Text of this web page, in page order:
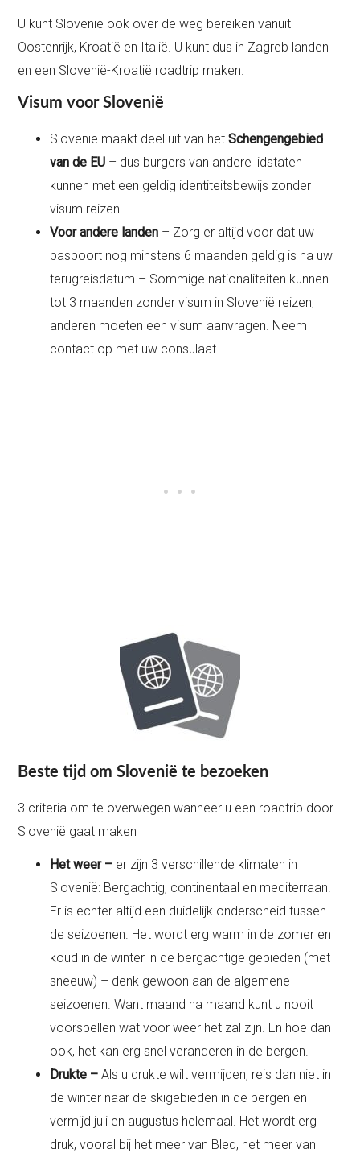
U kunt Slovenië ook over de weg bereiken vanuit
Oostenrijk, Kroatië en Italië. U kunt dus in Zagreb landen
en een Slovenië-Kroatië roadtrip maken.
Visum voor Slovenië
Slovenië maakt deel uit van hetSchengengebied
van de EU – dus burgers van andere lidstaten
kunnen met een geldig identiteitsbewijs zonder
visum reizen.
Voor andere landen – Zorg er altijd voor dat uw
paspoort nog minstens 6 maanden geldig is na uw
terugreisdatum – Sommige nationaliteiten kunnen
tot 3 maanden zonder visum in Slovenië reizen,
anderen moeten een visum aanvragen. Neem
contact op met uw consulaat.
Beste tijd om Slovenië te bezoeken
3 criteria om te overwegen wanneer u een roadtrip door
Slovenië gaat maken
Het weer – er zijn 3 verschillende klimaten in
Slovenië: Bergachtig, continentaal en mediterraan.
Er is echter altijd een duidelijk onderscheid tussen
de seizoenen. Het wordt erg warm in de zomer en
koud in de winter in de bergachtige gebieden (met
sneeuw) – denk gewoon aan de algemene
seizoenen. Want maand na maand kunt u nooit
voorspellen wat voor weer het zal zijn. En hoe dan
ook, het kan erg snel veranderen in de bergen.
Drukte – Als u drukte wilt vermijden, reis dan niet in
de winter naar de skigebieden in de bergen en
vermijd juli en augustus helemaal. Het wordt erg
druk, vooral bij het meer van Bled, het meer van